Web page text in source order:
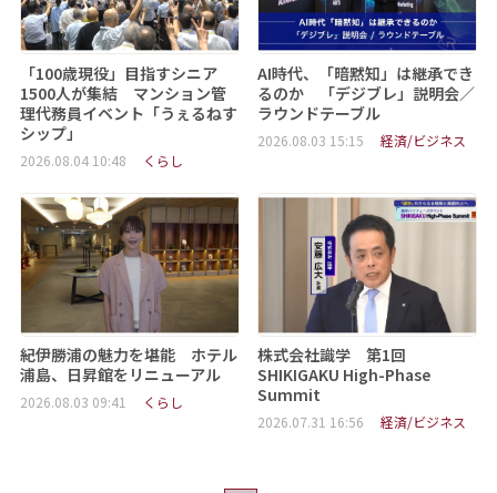
「100歳現役」目指すシニア
1500人が集結 マンション管
理代務員イベント「うぇるねす
シップ」
2026.08.04 10:48 くらし
AI時代、「暗黙知」は継承でき
るのか 「デジブレ」説明会／
ラウンドテーブル
2026.08.03 15:15 経済/ビジネス
紀伊勝浦の魅力を堪能 ホテル
浦島、日昇館をリニューアル
2026.08.03 09:41 くらし
株式会社識学 第1回
SHIKIGAKU High-Phase
Summit
2026.07.31 16:56 経済/ビジネス